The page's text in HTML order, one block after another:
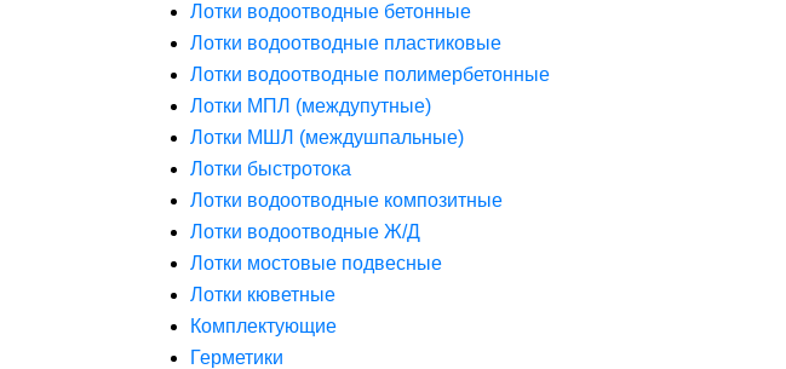
Лотки водоотводные бетонные
Лотки водоотводные пластиковые
Лотки водоотводные полимербетонные
Лотки МПЛ (междупутные)
Лотки МШЛ (междушпальные)
Лотки быстротока
Лотки водоотводные композитные
Лотки водоотводные Ж/Д
Лотки мостовые подвесные
Лотки кюветные
Комплектующие
Герметики